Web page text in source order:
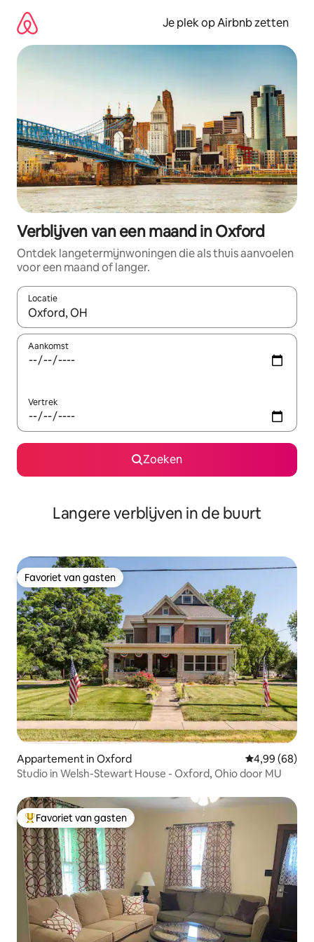
direct
naar
inhoud
Je plek op Airbnb zetten
Verblijven van een maand in Oxford
Ontdek langetermijnwoningen die als thuis aanvoelen
voor een maand of langer.
Locatie
Wanneer er resultaten beschikbaar zijn, maak je een keuze
Aankomst
Vertrek
Zoeken
Langere verblijven in de buurt
Favoriet van gasten
Favoriet van gasten
Appartement in Oxford Gemiddelde
4,99 (68)
Studio in Welsh-Stewart House - Oxford, Ohio door MU
Topfavoriet van gasten
Favoriet van gasten